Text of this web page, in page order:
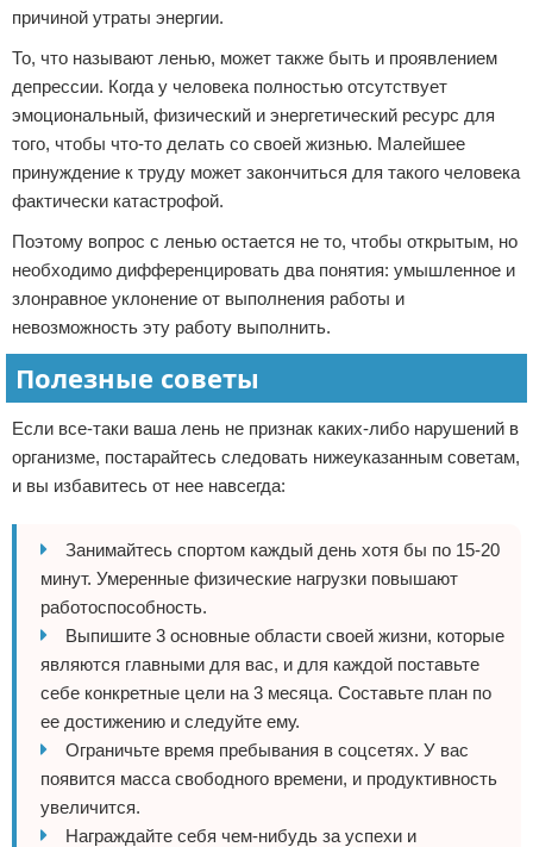
причиной утраты энергии.
То, что называют ленью, может также быть и проявлением
депрессии. Когда у человека полностью отсутствует
эмоциональный, физический и энергетический ресурс для
того, чтобы что-то делать со своей жизнью. Малейшее
принуждение к труду может закончиться для такого человека
фактически катастрофой.
Поэтому вопрос с ленью остается не то, чтобы открытым, но
необходимо дифференцировать два понятия: умышленное и
злонравное уклонение от выполнения работы и
невозможность эту работу выполнить.
Полезные советы
Если все-таки ваша лень не признак каких-либо нарушений в
организме, постарайтесь следовать нижеуказанным советам,
и вы избавитесь от нее навсегда:
Занимайтесь спортом каждый день хотя бы по 15-20
минут. Умеренные физические нагрузки повышают
работоспособность.
Выпишите 3 основные области своей жизни, которые
являются главными для вас, и для каждой поставьте
себе конкретные цели на 3 месяца. Составьте план по
ее достижению и следуйте ему.
Ограничьте время пребывания в соцсетях. У вас
появится масса свободного времени, и продуктивность
увеличится.
Награждайте себя чем-нибудь за успехи и